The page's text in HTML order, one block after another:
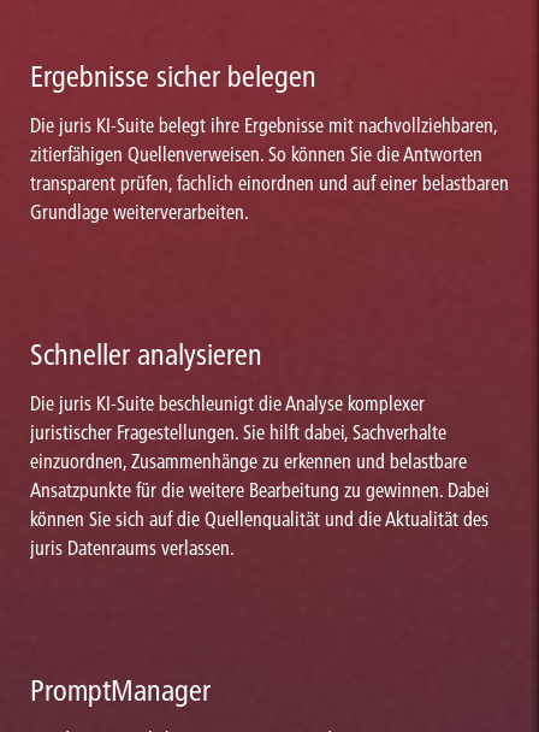
Ergebnisse sicher belegen
Die juris KI-Suite belegt ihre Ergebnisse mit nachvollziehbaren,
zitierfähigen Quellenverweisen. So können Sie die Antworten
transparent prüfen, fachlich einordnen und auf einer belastbaren
Grundlage weiterverarbeiten.
Schneller analysieren
Die juris KI-Suite beschleunigt die Analyse komplexer
juristischer Fragestellungen. Sie hilft dabei, Sachverhalte
einzuordnen, Zusammenhänge zu erkennen und belastbare
Ansatzpunkte für die weitere Bearbeitung zu gewinnen. Dabei
können Sie sich auf die Quellenqualität und die Aktualität des
juris Datenraums verlassen.
PromptManager